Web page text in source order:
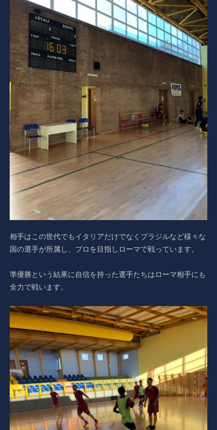
相手はこの世代でもイタリアだけでなくブラジルなど様々な
国の選手が所属し、プロを目指しローマで戦っています。
準優勝という結果に自信を持った選手たちはローマ相手にも
全力で戦います。